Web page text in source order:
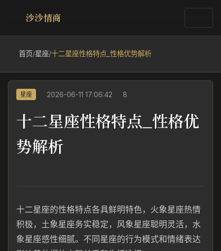
沙沙情商
首页/星座/十二星座性格特点_性格优势解析
星座 2026-06-11 17:06:42 8
十二星座性格特点_性格优
势解析
十二星座的性格特点各具鲜明特色，火象星座热情
积极，土象星座务实稳定，风象星座聪明灵活，水
象星座感性细腻。不同星座的行为模式和情绪表达